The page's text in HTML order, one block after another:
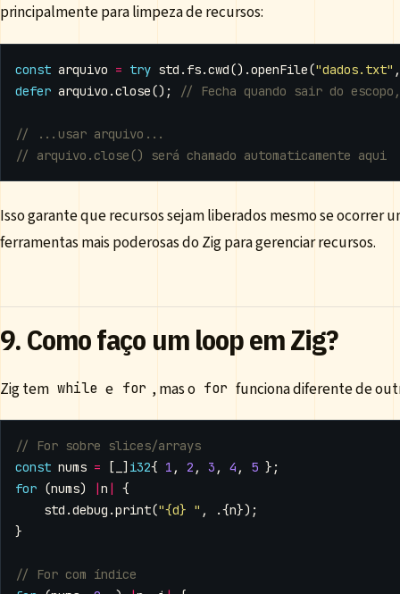
principalmente para limpeza de recursos:
const arquivo = try std . fs.cwd().openFile("dados.txt" ,
defer arquivo .close();
Isso garante que recursos sejam liberados mesmo se ocorrer
ferramentas mais poderosas do Zig para gerenciar recursos.
9. Como faço um loop em Zig?
Zig tem while e for , mas o for funciona diferente de
const nums = [ ] i32{ 1 , 2 , 3 , 4 , 5 };
for (nums) |n |
{
std .debug .print("{d} " , .{n});
}